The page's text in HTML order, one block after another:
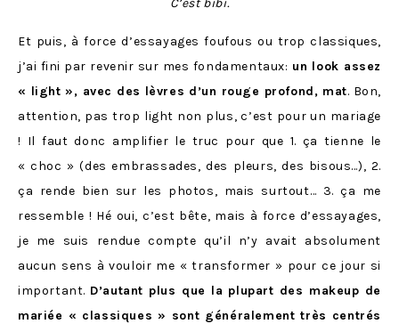
Et puis, à force d’essayages foufous ou trop classiques,
j’ai fini par revenir sur mes fondamentaux: un look assez
« light », avec des lèvres d’un rouge profond, mat. Bon,
attention, pas trop light non plus, c’est pour un mariage
! Il faut donc amplifier le truc pour que 1. ça tienne le
« choc » (des embrassades, des pleurs, des bisous…), 2.
ça rende bien sur les photos, mais surtout… 3. ça me
ressemble ! Hé oui, c’est bête, mais à force d’essayages,
je me suis rendue compte qu’il n’y avait absolument
aucun sens à vouloir me « transformer » pour ce jour si
important. D’autant plus que la plupart des makeup de
mariée « classiques » sont généralement très centrés